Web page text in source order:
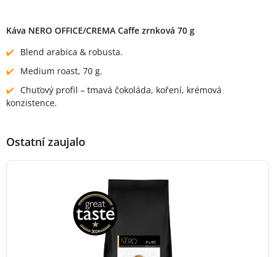
Káva NERO OFFICE/CREMA Caffe zrnková 70 g
Blend arabica & robusta.
Medium roast, 70 g.
Chuťový profil – tmavá čokoláda, koření, krémová
konzistence.
Ostatní zaujalo